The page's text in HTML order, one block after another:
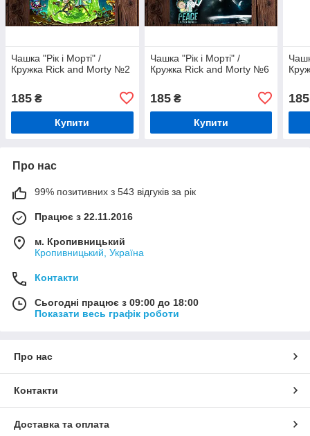
Чашка "Рік і Морті" /
Кружка Rick and Morty №2
185 ₴
Купити
Чашка "Рік і Морті" /
Кружка Rick and Morty №6
185₴
Купити
185
Про нас
99% позитивних з 543 відгуків за рік
Працює з 22.11.2016
м. Кропивницький
Кропивницький, Україна
Контакти
Сьогодні працює з 09:00 до 18:00
Показати весь графік роботи
Про нас
Контакти
Доставка та оплата